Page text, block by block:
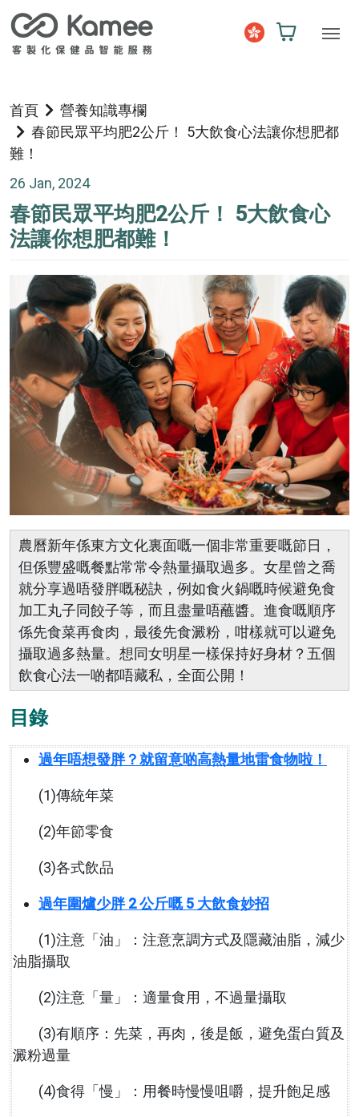
首頁
營養知識專欄
春節民眾平均肥2公斤！ 5大飲食心法讓你想肥都
難！
26 Jan, 2024
春節民眾平均肥2公斤！ 5大飲食心
法讓你想肥都難！
農曆新年係東方文化裏面嘅一個非常重要嘅節日，
但係豐盛嘅餐點常常令熱量攝取過多。女星曾之喬
就分享過唔發胖嘅秘訣，例如食火鍋嘅時候避免食
加工丸子同餃子等，而且盡量唔蘸醬。進食嘅順序
係先食菜再食肉，最後先食澱粉，咁樣就可以避免
攝取過多熱量。想同女明星一樣保持好身材？五個
飲食心法一啲都唔藏私，全面公開！
目錄
過年唔想發胖？就留意啲高熱量地雷食物啦！
(1)傳統年菜
(2)年節零食
(3)各式飲品
過年圍爐少胖 2 公斤嘅 5 大飲食妙招
(1)注意「油」：注意烹調方式及隱藏油脂，減少
油脂攝取
(2)注意「量」：適量食用，不過量攝取
(3)有順序：先菜，再肉，後是飯，避免蛋白質及
澱粉過量
(4)食得「慢」：用餐時慢慢咀嚼，提升飽足感